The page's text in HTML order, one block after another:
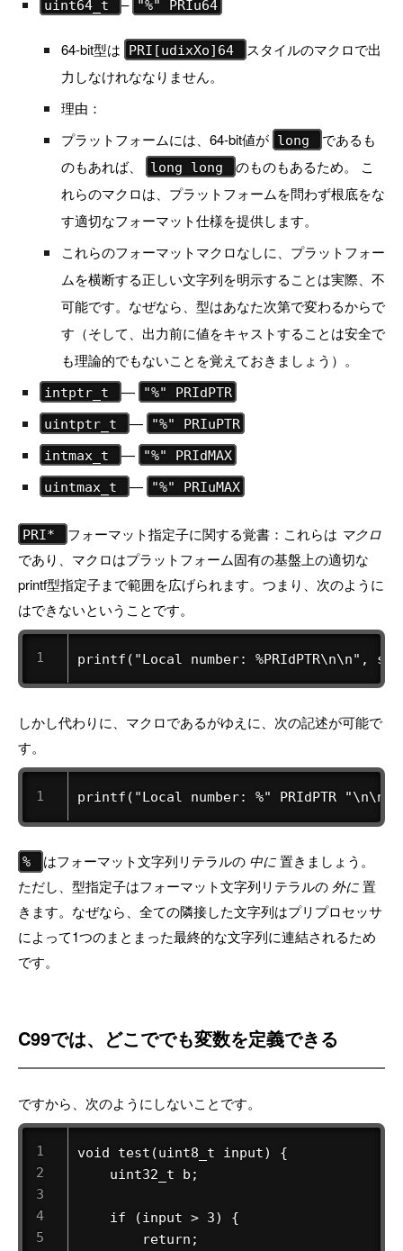
uint64_t – "%" PRIu64
64-bit型は PRI[udixXo]64
スタイルのマクロで出
力しなけれななりません。
理由：
プラットフォームには、64-bit値が long
であるも
のもあれば、
long long
のものもあるため。 こ
れらのマクロは、プラットフォームを問わず根底をな
す適切なフォーマット仕様を提供します。
これらのフォーマットマクロなしに、プラットフォー
ムを横断する正しい文字列を明示することは実際、不
可能です。なぜなら、型はあなた次第で変わるからで
す（そして、出力前に値をキャストすることは安全で
も理論的でもないことを覚えておきましょう）。
intptr_t —
"%" PRIdPTR
uintptr_t
—
"%" PRIuPTR
intmax_t
—
"%" PRIdMAX
uintmax_t
— "%" PRIuMAX
PRI* フォーマット指定子に関する覚書：これらは マクロ
であり、マクロはプラットフォーム固有の基盤上の適切な
printf型指定子まで範囲を広げられます。つまり、次のように
はできないということです。
printf("Local number: %PRIdPTR\n\n",
しかし代わりに、マクロであるがゆえに、次の記述が可能で
す。
printf("Local number: %" PRIdPTR
% はフォーマット文字列リテラルの 中に置きましょう。
ただし、型指定子はフォーマット文字列リテラルの 外に置
きます。なぜなら、全ての隣接した文字列はプリプロセッサ
によって1つのまとまった最終的な文字列に連結されるため
です。
C99では、どこででも変数を定義できる
ですから、次のようにしないことです。
void test(uint8_t input) {
    uint32_t b;
    if (input > 3) {
        return;